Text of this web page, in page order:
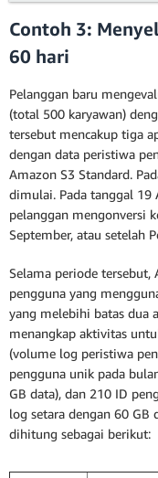
Contoh 3:
60 hari
Pelanggan baru
(total 500 karyawan)
tersebut mencakup tiga
dengan data peristiwa
Amazon S3 Standard.
dimulai. Pada tanggal 19
pelanggan mengonversi
September, atau setelah
Selama periode
pengguna yang
yang melebihi batas dua
menangkap aktivitas
(volume log peristiwa
pengguna unik pada
GB data), dan 210 ID
log setara dengan 60 GB
dihitung sebagai berikut: